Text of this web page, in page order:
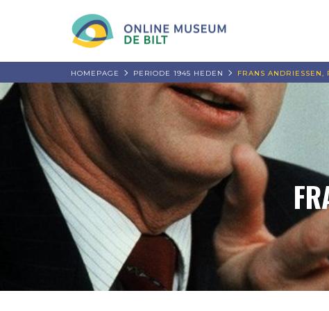
HOMEPAGE PERIODE 1945 HEDEN FRANS ANDRIESSEN,